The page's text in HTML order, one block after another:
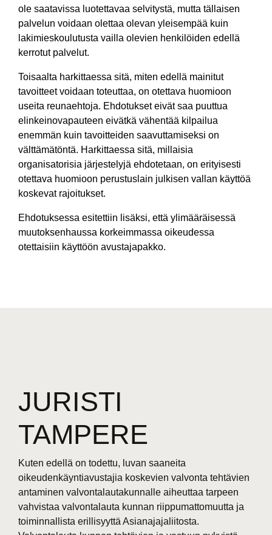
ole saatavissa luotettavaa selvitystä, mutta tällaisen
palvelun voidaan olettaa olevan yleisempää kuin
lakimieskoulutusta vailla olevien henkilöiden edellä
kerrotut palvelut.
Toisaalta harkittaessa sitä, miten edellä mainitut
tavoitteet voidaan toteuttaa, on otettava huomioon
useita reunaehtoja. Ehdotukset eivät saa puuttua
elinkeinovapauteen eivätkä vähentää kilpailua
enemmän kuin tavoitteiden saavuttamiseksi on
välttämätöntä. Harkittaessa sitä, millaisia
organisatorisia järjestelyjä ehdotetaan, on erityisesti
otettava huomioon perustuslain julkisen vallan käyttöä
koskevat rajoitukset.
Ehdotuksessa esitettiin lisäksi, että ylimääräisessä
muutoksenhaussa korkeimmassa oikeudessa
otettaisiin käyttöön avustajapakko.
JURISTI
TAMPERE
Kuten edellä on todettu, luvan saaneita
oikeudenkäyntiavustajia koskevien valvonta tehtävien
antaminen valvontalautakunnalle aiheuttaa tarpeen
vahvistaa valvontalauta kunnan riippumattomuutta ja
toiminnallista erillisyyttä Asianajajaliitosta.